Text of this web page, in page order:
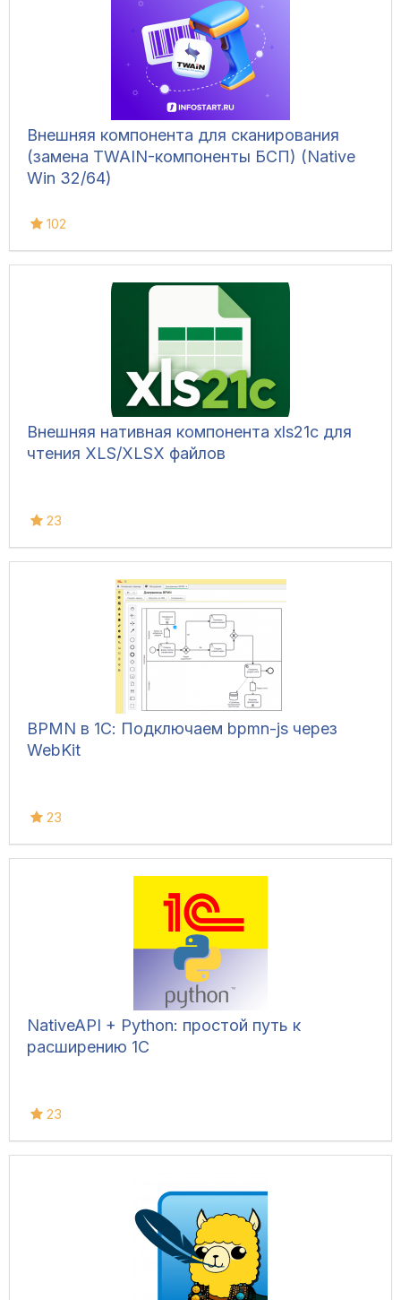
Внешняя компонента для сканирования
(замена TWAIN-компоненты БСП) (Native
Win 32/64)
102
Внешняя нативная компонента xls21c для
чтения XLS/XLSX файлов
23
BPMN в 1С: Подключаем bpmn-js через
WebKit
23
NativeAPI + Python: простой путь к
расширению 1С
23